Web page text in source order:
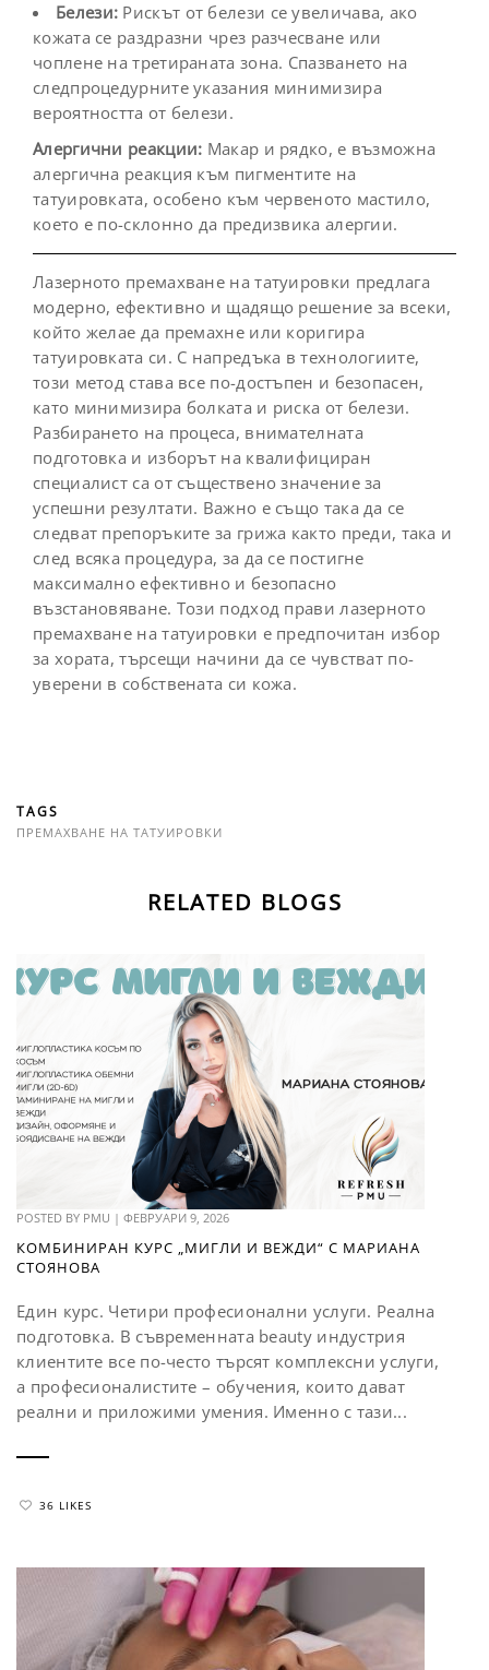
Белези: Рискът от белези се увеличава, ако
кожата се раздразни чрез разчесване или
чоплене на третираната зона. Спазването на
следпроцедурните указания минимизира
вероятността от белези.
Алергични реакции: Макар и рядко, е възможна
алергична реакция към пигментите на
татуировката, особено към червеното мастило,
което е по-склонно да предизвика алергии.
Лазерното премахване на татуировки предлага
модерно, ефективно и щадящо решение за всеки,
който желае да премахне или коригира
татуировката си. С напредъка в технологиите,
този метод става все по-достъпен и безопасен,
като минимизира болката и риска от белези.
Разбирането на процеса, внимателната
подготовка и изборът на квалифициран
специалист са от съществено значение за
успешни резултати. Важно е също така да се
следват препоръките за грижа както преди, така и
след всяка процедура, за да се постигне
максимално ефективно и безопасно
възстановяване. Този подход прави лазерното
премахване на татуировки e предпочитан избор
за хората, търсещи начини да се чувстват по-
уверени в собствената си кожа.
TAGS
ПРЕМАХВАНЕ НА ТАТУИРОВКИ
RELATED BLOGS
POSTED BY PMU | ФЕВРУАРИ 9, 2026
КОМБИНИРАН КУРС „МИГЛИ И ВЕЖДИ“ С МАРИАНА
СТОЯНОВА
Един курс. Четири професионални услуги. Реална
подготовка. В съвременната beauty индустрия
клиентите все по-често търсят комплексни услуги,
а професионалистите – обучения, които дават
реални и приложими умения. Именно с тази...
36 LIKES